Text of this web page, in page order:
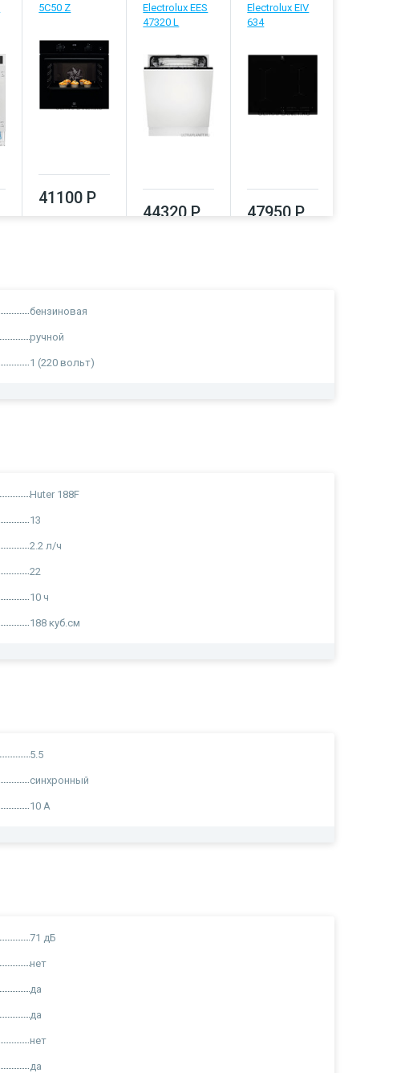
5C50 Z
41100 Р
Electrolux EES
47320 L
44320 Р
Electrolux EIV
634
47950 Р
бензиновая
ручной
1 (220 вольт)
Huter 188F
13
2.2 л/ч
22
10 ч
188 куб.см
5.5
синхронный
10 А
71 дБ
нет
да
да
нет
да